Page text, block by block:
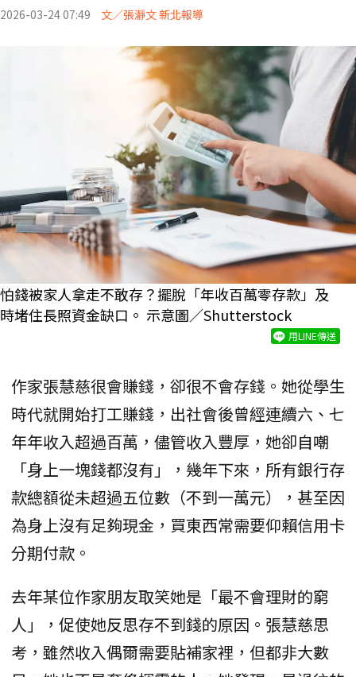
2026-03-24 07:49 文／張瀞文 新北報導
怕錢被家人拿走不敢存？擺脫「年收百萬零存款」及
時堵住長照資金缺口。 示意圖／Shutterstock
用LINE傳送
作家張慧慈很會賺錢，卻很不會存錢。她從學生
時代就開始打工賺錢，出社會後曾經連續六、七
年年收入超過百萬，儘管收入豐厚，她卻自嘲
「身上一塊錢都沒有」，幾年下來，所有銀行存
款總額從未超過五位數（不到一萬元），甚至因
為身上沒有足夠現金，買東西常需要仰賴信用卡
分期付款。
去年某位作家朋友取笑她是「最不會理財的窮
人」，促使她反思存不到錢的原因。張慧慈思
考，雖然收入偶爾需要貼補家裡，但都非大數